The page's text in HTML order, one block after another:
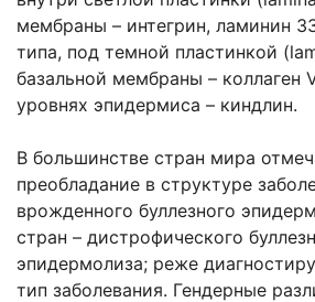
мембраны – интегрин, ламинин
типа, под темной пластинкой
базальной мембраны – коллаген
уровнях эпидермиса – киндлин.
В большинстве стран мира
преобладание в структуре
врожденного буллезного
стран – дистрофического
эпидермолиза; реже
тип заболевания. Гендерные